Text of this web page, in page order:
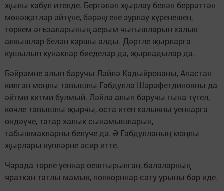
җылы кабул ителде. Бергәләп җырлау белән беррәттән
мөнәҗәтләр әйтүне, бәрәңгене зурлау күренешен,
төркем әгъзаларының аерым чыгышларын халык
алкышлар белән каршы алды. Дәртле җырларга
кушылып кунаклар биеделәр дә, җырладылар да.
Бәйрәмне алып баручы Ләйлә Кадыйрованы, Апастан
килгән моңлы тавышлы Габдулла Шәрәфетдиновны да
әйтми китми булмый. Ләйлә алып баручы гына түгел,
көчле тавышлы җырчы, оста итеп халыкны уеннарга
өндәүче, татар халык сынамышларын,
табышмакларны белүче дә. Ә Габдулланың моңлы
җырлары күпләрне әсир итте.
Чарада төрле уеннар оештырылган, балаларның
яраткан татлы мамык, попкорннар сату урыны бар иде.